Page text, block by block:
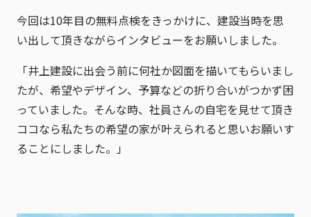
今回は10年目の無料点検をきっかけに、建設当時を思
い出して頂きながらインタビューをお願いしました。
「井上建設に出会う前に何社か図面を描いてもらいまし
たが、希望やデザイン、予算などの折り合いがつかず困
っていました。そんな時、社員さんの自宅を見せて頂き
ココなら私たちの希望の家が叶えられると思いお願いす
ることにしました。」